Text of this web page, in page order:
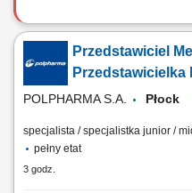
Opis stanowiska Rozwój
aptekach oraz punktach
Prowadzenie spotkań
danych z badań klinicznych dla
farmaceutycznego. Dbanie o
Przedstawiciel
Przedstawicielka
POLPHARMA S.A. Płock
specjalista / specjalistka junior /
pełny etat
3 godz.